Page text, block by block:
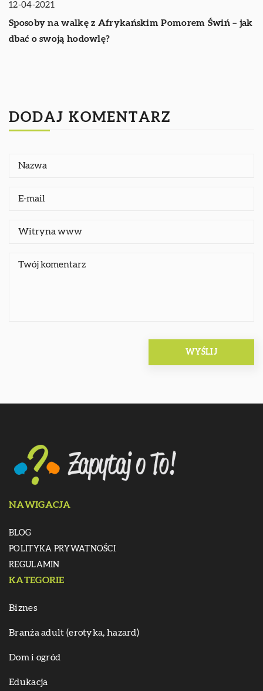
12-04-2021
Sposoby na walkę z Afrykańskim Pomorem Świń – jak
dbać o swoją hodowlę?
DODAJ KOMENTARZ
NAWIGACJA
BLOG
POLITYKA PRYWATNOŚCI
REGULAMIN
KATEGORIE
Biznes
Branża adult (erotyka, hazard)
Dom i ogród
Edukacja